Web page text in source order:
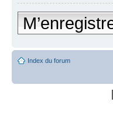
Index du forum